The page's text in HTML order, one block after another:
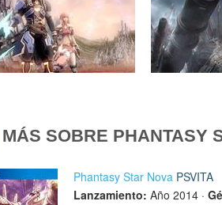
MÁS SOBRE PHANTASY
Phantasy Star Nova PSVITA
Lanzamiento: Año 2014 ·